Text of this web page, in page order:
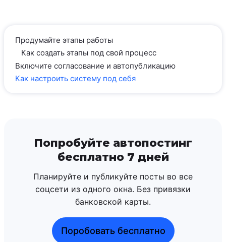
Продумайте этапы работы
Как создать этапы под свой процесс
Включите согласование и автопубликацию
Как настроить систему под себя
Попробуйте автопостинг
бесплатно 7 дней
Планируйте и публикуйте посты во все
соцсети из одного окна. Без привязки
банковской карты.
Поробовать бесплатно